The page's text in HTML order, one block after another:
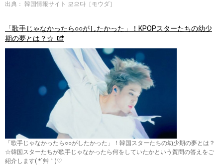
出典： 韓国情報サイト 모으다［モウダ］
「歌手じゃなかったら○○がしたかった」！KPOPスターたちの幼少
期の夢とは？☆
「歌手じゃなかったら○○がしたかった」！韓国スターたちの幼少期の夢とは？
☆韓国スターたちが歌手じゃなかったら何をしていたかという質問の答えをご
紹介します( *´艸｀)♡